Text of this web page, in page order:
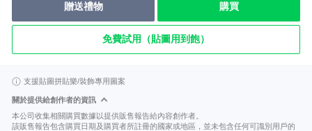
贈送禮物 購買
免費試用（貼圖用到飽）
支援貼圖拼貼樂/裝飾專用圖案
關於提供給創作者的資訊
本公司收集相關購買數據以提供販售報告給內容創作者。
該販售報告包含購買日期及購買者所註冊的國家或地區，並未包含任何可識別用戶的